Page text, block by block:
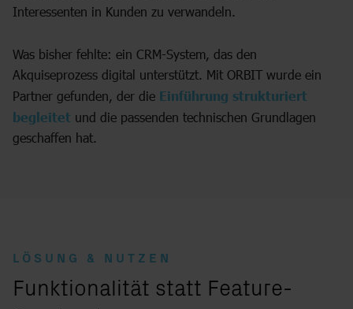
Interessenten in Kunden zu verwandeln.
Was bisher fehlte: ein CRM-System, das den
Akquiseprozess digital unterstützt. Mit ORBIT wurde ein
Partner gefunden, der die Einführung strukturiert
begleitet und die passenden technischen Grundlagen
geschaffen hat.
LÖSUNG & NUTZEN
:Funktionalität statt Feature-